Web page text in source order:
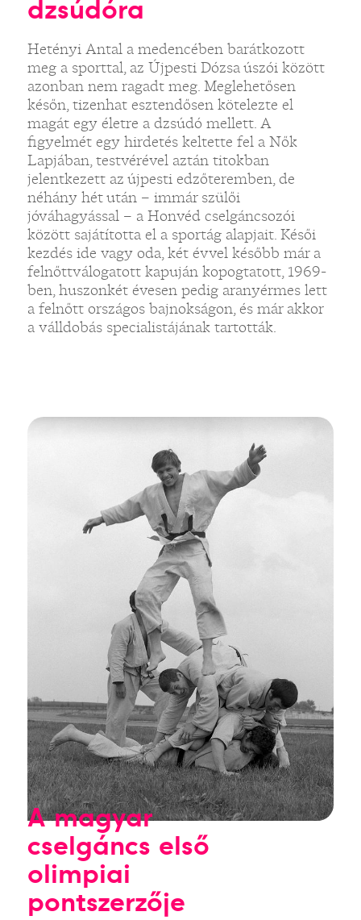
dzsúdóra
Hetényi Antal a medencében barátkozott
meg a sporttal, az Újpesti Dózsa úszói között
azonban nem ragadt meg. Meglehetősen
későn, tizenhat esztendősen kötelezte el
magát egy életre a dzsúdó mellett. A
figyelmét egy hirdetés keltette fel a Nők
Lapjában, testvérével aztán titokban
jelentkezett az újpesti edzőteremben, de
néhány hét után – immár szülői
jóváhagyással – a Honvéd cselgáncsozói
között sajátította el a sportág alapjait. Késői
kezdés ide vagy oda, két évvel később már a
felnőttválogatott kapuján kopogtatott, 1969-
ben, huszonkét évesen pedig aranyérmes lett
a felnőtt országos bajnokságon, és már akkor
a válldobás specialistájának tartották.
A magyar
cselgáncs első
olimpiai
pontszerzője